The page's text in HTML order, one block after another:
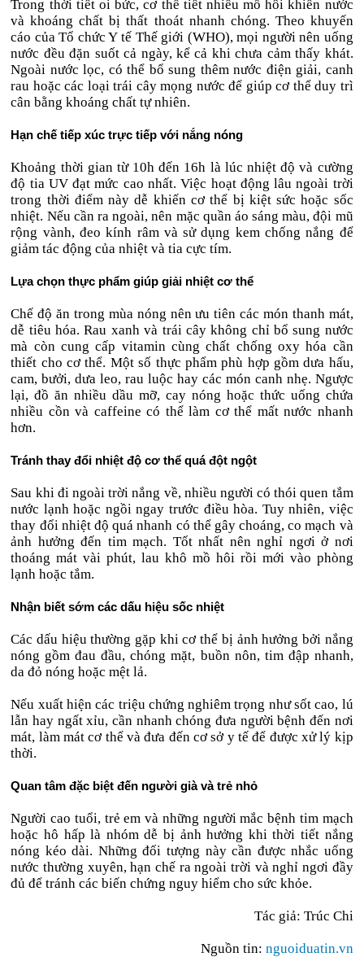
Trong thời tiết oi bức, cơ thể tiết nhiều mồ hôi khiến nước
và khoáng chất bị thất thoát nhanh chóng. Theo khuyến
cáo của Tổ chức Y tế Thế giới (WHO), mọi người nên uống
nước đều đặn suốt cả ngày, kể cả khi chưa cảm thấy khát.
Ngoài nước lọc, có thể bổ sung thêm nước điện giải, canh
rau hoặc các loại trái cây mọng nước để giúp cơ thể duy trì
cân bằng khoáng chất tự nhiên.
Hạn chế tiếp xúc trực tiếp với nắng nóng
Khoảng thời gian từ 10h đến 16h là lúc nhiệt độ và cường
độ tia UV đạt mức cao nhất. Việc hoạt động lâu ngoài trời
trong thời điểm này dễ khiến cơ thể bị kiệt sức hoặc sốc
nhiệt. Nếu cần ra ngoài, nên mặc quần áo sáng màu, đội mũ
rộng vành, đeo kính râm và sử dụng kem chống nắng để
giảm tác động của nhiệt và tia cực tím.
Lựa chọn thực phẩm giúp giải nhiệt cơ thể
Chế độ ăn trong mùa nóng nên ưu tiên các món thanh mát,
dễ tiêu hóa. Rau xanh và trái cây không chỉ bổ sung nước
mà còn cung cấp vitamin cùng chất chống oxy hóa cần
thiết cho cơ thể. Một số thực phẩm phù hợp gồm dưa hấu,
cam, bưởi, dưa leo, rau luộc hay các món canh nhẹ. Ngược
lại, đồ ăn nhiều dầu mỡ, cay nóng hoặc thức uống chứa
nhiều cồn và caffeine có thể làm cơ thể mất nước nhanh
hơn.
Tránh thay đổi nhiệt độ cơ thể quá đột ngột
Sau khi đi ngoài trời nắng về, nhiều người có thói quen tắm
nước lạnh hoặc ngồi ngay trước điều hòa. Tuy nhiên, việc
thay đổi nhiệt độ quá nhanh có thể gây choáng, co mạch và
ảnh hưởng đến tim mạch. Tốt nhất nên nghỉ ngơi ở nơi
thoáng mát vài phút, lau khô mồ hôi rồi mới vào phòng
lạnh hoặc tắm.
Nhận biết sớm các dấu hiệu sốc nhiệt
Các dấu hiệu thường gặp khi cơ thể bị ảnh hưởng bởi nắng
nóng gồm đau đầu, chóng mặt, buồn nôn, tim đập nhanh,
da đỏ nóng hoặc mệt lả.
Nếu xuất hiện các triệu chứng nghiêm trọng như sốt cao, lú
lẫn hay ngất xỉu, cần nhanh chóng đưa người bệnh đến nơi
mát, làm mát cơ thể và đưa đến cơ sở y tế để được xử lý kịp
thời.
Quan tâm đặc biệt đến người già và trẻ nhỏ
Người cao tuổi, trẻ em và những người mắc bệnh tim mạch
hoặc hô hấp là nhóm dễ bị ảnh hưởng khi thời tiết nắng
nóng kéo dài. Những đối tượng này cần được nhắc uống
nước thường xuyên, hạn chế ra ngoài trời và nghỉ ngơi đầy
đủ để tránh các biến chứng nguy hiểm cho sức khỏe.
Tác giả: Trúc Chi
Nguồn tin: nguoiduatin.vn